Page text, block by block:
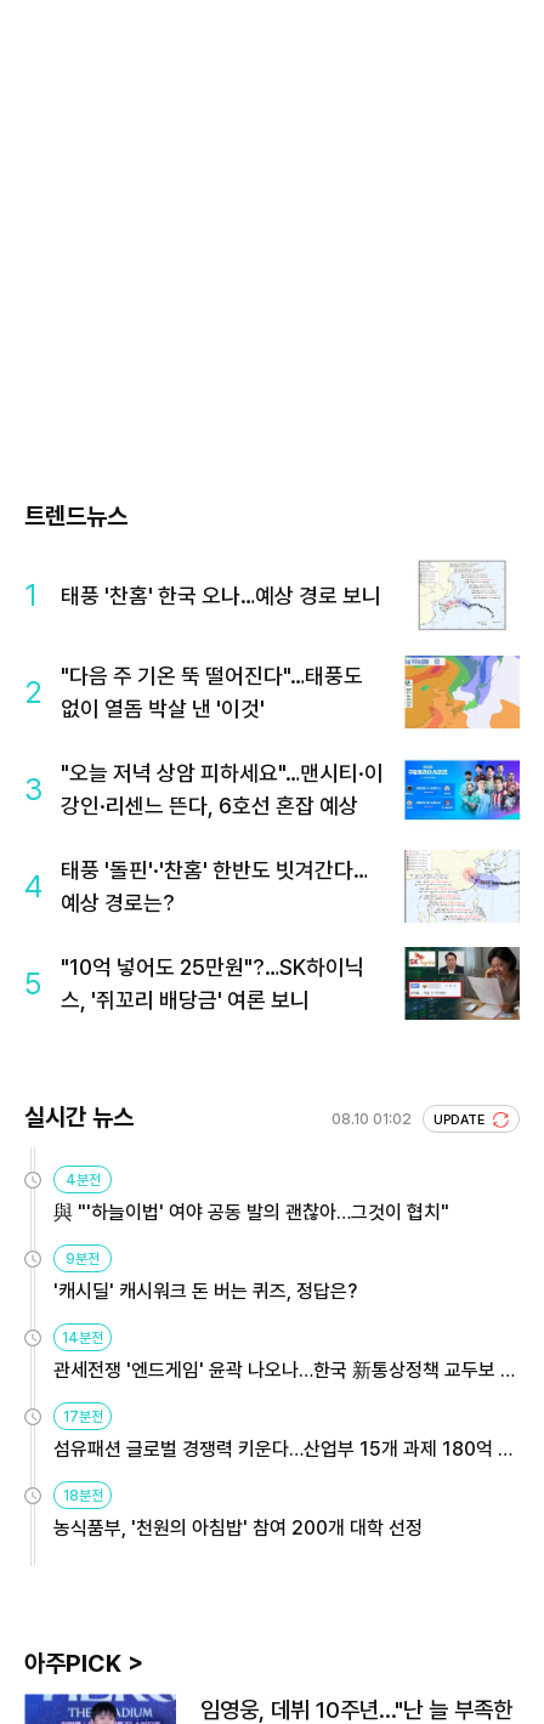
트렌드뉴스
1 태풍 '찬홈' 한국 오나…예상 경로 보니
2
"다음 주 기온 뚝 떨어진다"…태풍도
없이 열돔 박살 낸 '이것'
3
"오늘 저녁 상암 피하세요"…맨시티·이
강인·리센느 뜬다, 6호선 혼잡 예상
4
태풍 '돌핀'·'찬홈' 한반도 빗겨간다…
예상 경로는?
5
"10억 넣어도 25만원"?…SK하이닉
스, '쥐꼬리 배당금' 여론 보니
실시간 뉴스 08.10 01:02 UPDATE
4분전
與 "'하늘이법' 여야 공동 발의 괜찮아…그것이 협치"
9분전
'캐시딜' 캐시워크 돈 버는 퀴즈, 정답은?
14분전
관세전쟁 '엔드게임' 윤곽 나오나…한국 新통상정책 교두보 활
용해야
17분전
섬유패션 글로벌 경쟁력 키운다…산업부 15개 과제 180억 지
원
18분전
농식품부, '천원의 아침밥' 참여 200개 대학 선정
아주PICK >
임영웅, 데뷔 10주년…"난 늘 부족한